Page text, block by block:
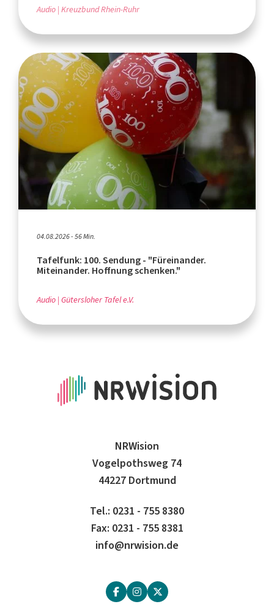
Audio Kreuzbund Rhein-Ruhr
04.08.2026 - 56 Min.
Tafelfunk: 100. Sendung - "Füreinander.
Miteinander. Hoffnung schenken."
Audio Gütersloher Tafel e.V.
NRWision
Vogelpothsweg 74
44227 Dortmund
Tel.: 0231 - 755 8380
Fax: 0231 - 755 8381
info@nrwision.de